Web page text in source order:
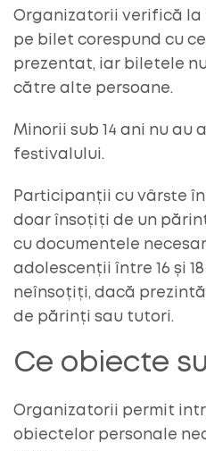
Organizatorii verifică
pe bilet corespund cu
prezentat, iar biletele
către alte persoane.
Minorii sub 14 ani nu au
festivalului.
Participanții cu vârste
doar însoțiți de un
cu documentele
adolescenții între 16 și
neînsoțiți, dacă
de părinți sau tutori.
Ce obiecte
Organizatorii permit
obiectelor personale